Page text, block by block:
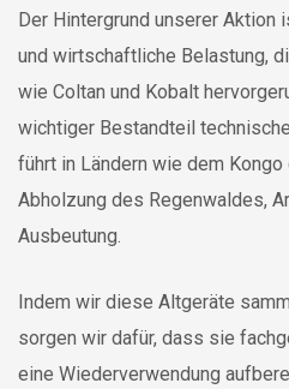
Der Hintergrund unserer
und wirtschaftliche Belastung,
wie Coltan und Kobalt
wichtiger Bestandteil
führt in Ländern wie dem
Abholzung des Regenwaldes,
Ausbeutung.
Indem wir diese Altgeräte
sorgen wir dafür, dass sie
eine Wiederverwendung